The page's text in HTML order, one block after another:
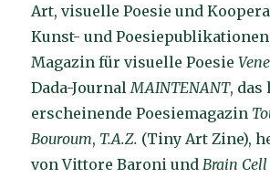
Art, visuelle Poesie und
Kunst- und
Magazin für visuelle Poesie
Dada-Journal MAINTENANT,
erscheinende Poesiemagazin
Bouroum, T.A.Z. (Tiny Art Zine),
von Vittore Baroni und Brain Cell